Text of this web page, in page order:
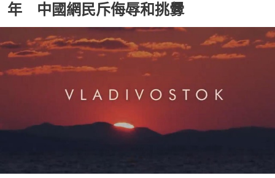
年 中國網民斥侮辱和挑釁